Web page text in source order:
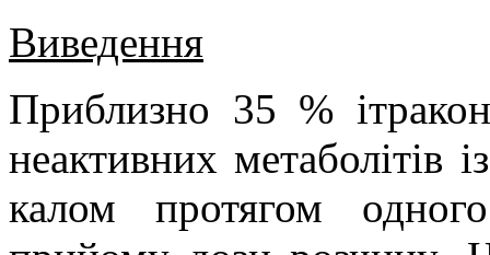
Виведення
Приблизно 35 %
неактивних
калом
протягом